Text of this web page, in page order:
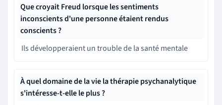
Que croyait Freud lorsque les sentiments
inconscients d'une personne étaient rendus
conscients ?
Ils développeraient un trouble de la santé mentale
À quel domaine de la vie la thérapie psychanalytique
s'intéresse-t-elle le plus ?